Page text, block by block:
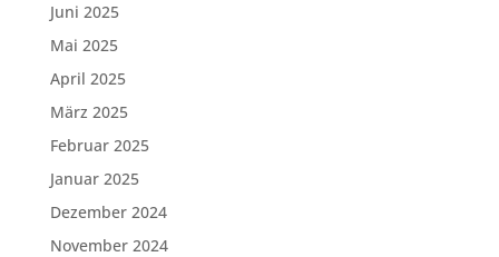
Juni 2025
Mai 2025
April 2025
März 2025
Februar 2025
Januar 2025
Dezember 2024
November 2024